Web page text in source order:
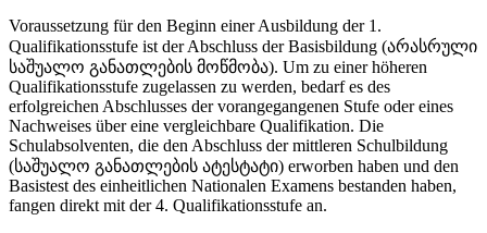
Voraussetzung für den Beginn einer Ausbildung der 1.
Qualifikationsstufe ist der Abschluss der Basisbildung (არასრული
საშუალო განათლების მოწმობა). Um zu einer höheren
Qualifikationsstufe zugelassen zu werden, bedarf es des
erfolgreichen Abschlusses der vorangegangenen Stufe oder eines
Nachweises über eine vergleichbare Qualifikation. Die
Schulabsolventen, die den Abschluss der mittleren Schulbildung
(საშუალო განათლების ატესტატი) erworben haben und den
Basistest des einheitlichen Nationalen Examens bestanden haben,
fangen direkt mit der 4. Qualifikationsstufe an.